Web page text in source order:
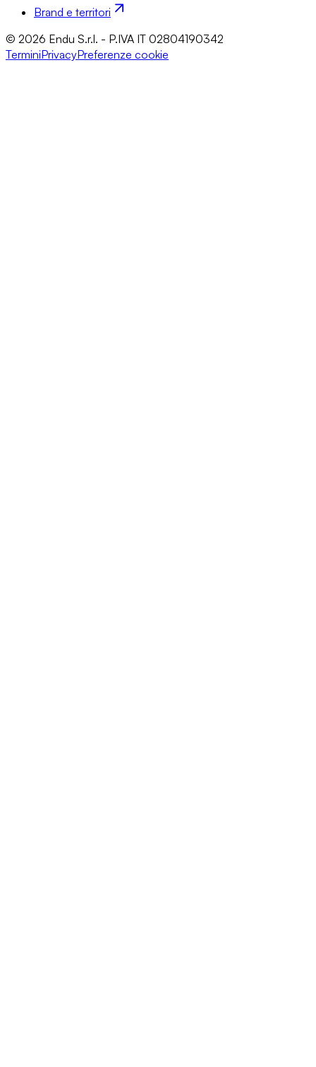
Brand e territori
© 2026 Endu S.r.l. - P.IVA IT 02804190342
TerminiPrivacyPreferenze cookie